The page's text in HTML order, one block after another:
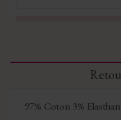
97% Coton 3%